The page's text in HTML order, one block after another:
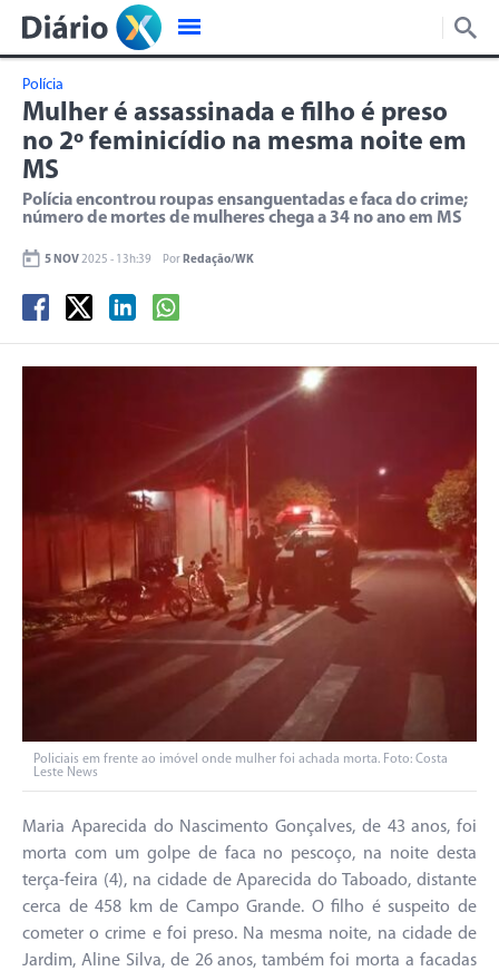
Polícia
Mulher é assassinada e filho é preso
no 2º feminicídio na mesma noite em
MS
Polícia encontrou roupas ensanguentadas e faca do crime;
número de mortes de mulheres chega a 34 no ano em MS
5 NOV2025 - 13h:39 Por Redação/WK
Policiais em frente ao imóvel onde mulher foi achada morta. Foto: Costa
Leste News
Maria Aparecida do Nascimento Gonçalves, de 43 anos, foi
morta com um golpe de faca no pescoço, na noite desta
terça-feira (4), na cidade de Aparecida do Taboado, distante
cerca de 458 km de Campo Grande. O filho é suspeito de
cometer o crime e foi preso. Na mesma noite, na cidade de
Jardim, Aline Silva, de 26 anos, também foi morta a facadas